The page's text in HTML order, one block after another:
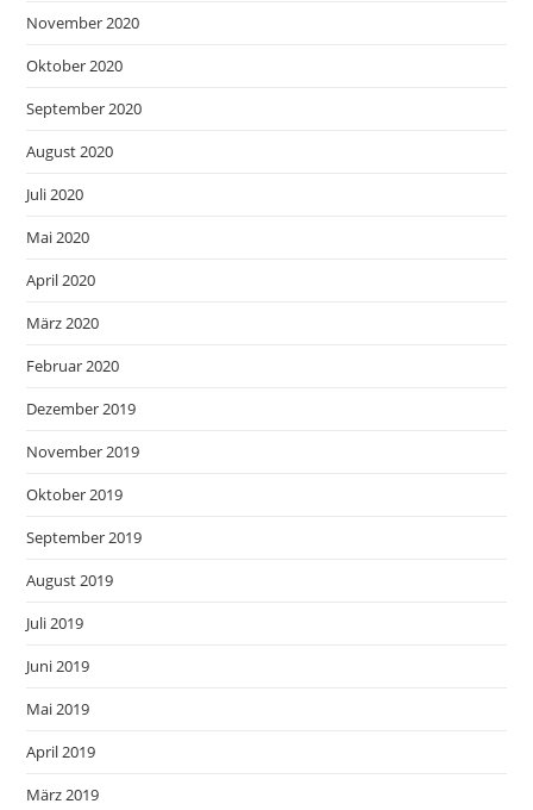
November 2020
Oktober 2020
September 2020
August 2020
Juli 2020
Mai 2020
April 2020
März 2020
Februar 2020
Dezember 2019
November 2019
Oktober 2019
September 2019
August 2019
Juli 2019
Juni 2019
Mai 2019
April 2019
März 2019